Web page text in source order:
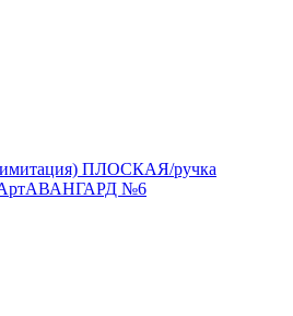
ПЛОСКАЯ/ручка
АртАВАНГАРД №6